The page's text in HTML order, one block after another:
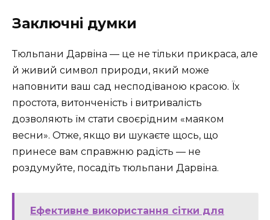
Заключні думки
Тюльпани Дарвіна — це не тільки прикраса, але
й живий символ природи, який може
наповнити ваш сад несподіваною красою. Їх
простота, витонченість і витривалість
дозволяють їм стати своєрідним «маяком
весни». Отже, якщо ви шукаєте щось, що
принесе вам справжню радість — не
роздумуйте, посадіть тюльпани Дарвіна.
Ефективне використання сітки для